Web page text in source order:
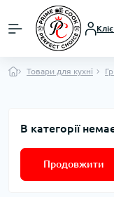
Товари для кухні
В категорії
Продовжити